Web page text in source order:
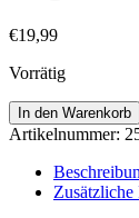
€19,99
Vorrätig
High
Waist
Basic
In den Warenkorb
Artikelnummer: